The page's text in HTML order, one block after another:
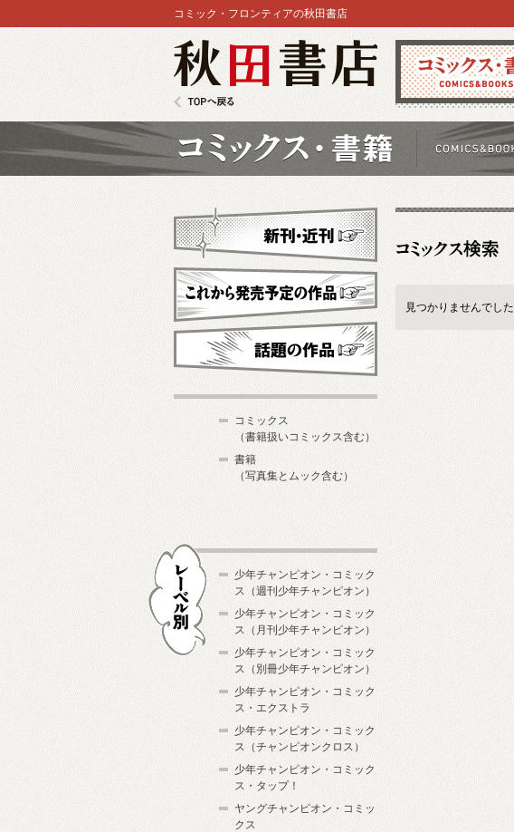
コミックス
コミック・フロンティアの秋田書店
見つかりませんでした
新刊・近刊
これから発売予定
コミックス
（書籍扱いコミックス含む）
書籍
（写真集とムック含む）
少年チャンピオン・コミック
ス（週刊少年チャンピオン）
少年チャンピオン・コミック
ス（月刊少年チャンピオン）
少年チャンピオン・コミック
ス（別冊少年チャンピオン）
少年チャンピオン・コミック
ス・エクストラ
少年チャンピオン・コミック
ス（チャンピオンクロス）
少年チャンピオン・コミック
ス・タップ！
ヤングチャンピオン・コミッ
クス